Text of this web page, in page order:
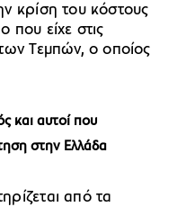
κρίση του κόστους
που είχε στις
Τεμπών, ο οποίος
και αυτοί που
στην Ελλάδα
από τα